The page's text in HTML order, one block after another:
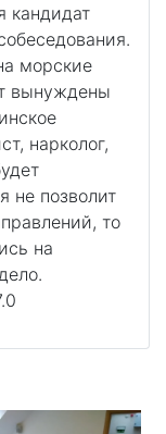
кандидат
морские
вынуждены
нарколог,
не позволит
то
на